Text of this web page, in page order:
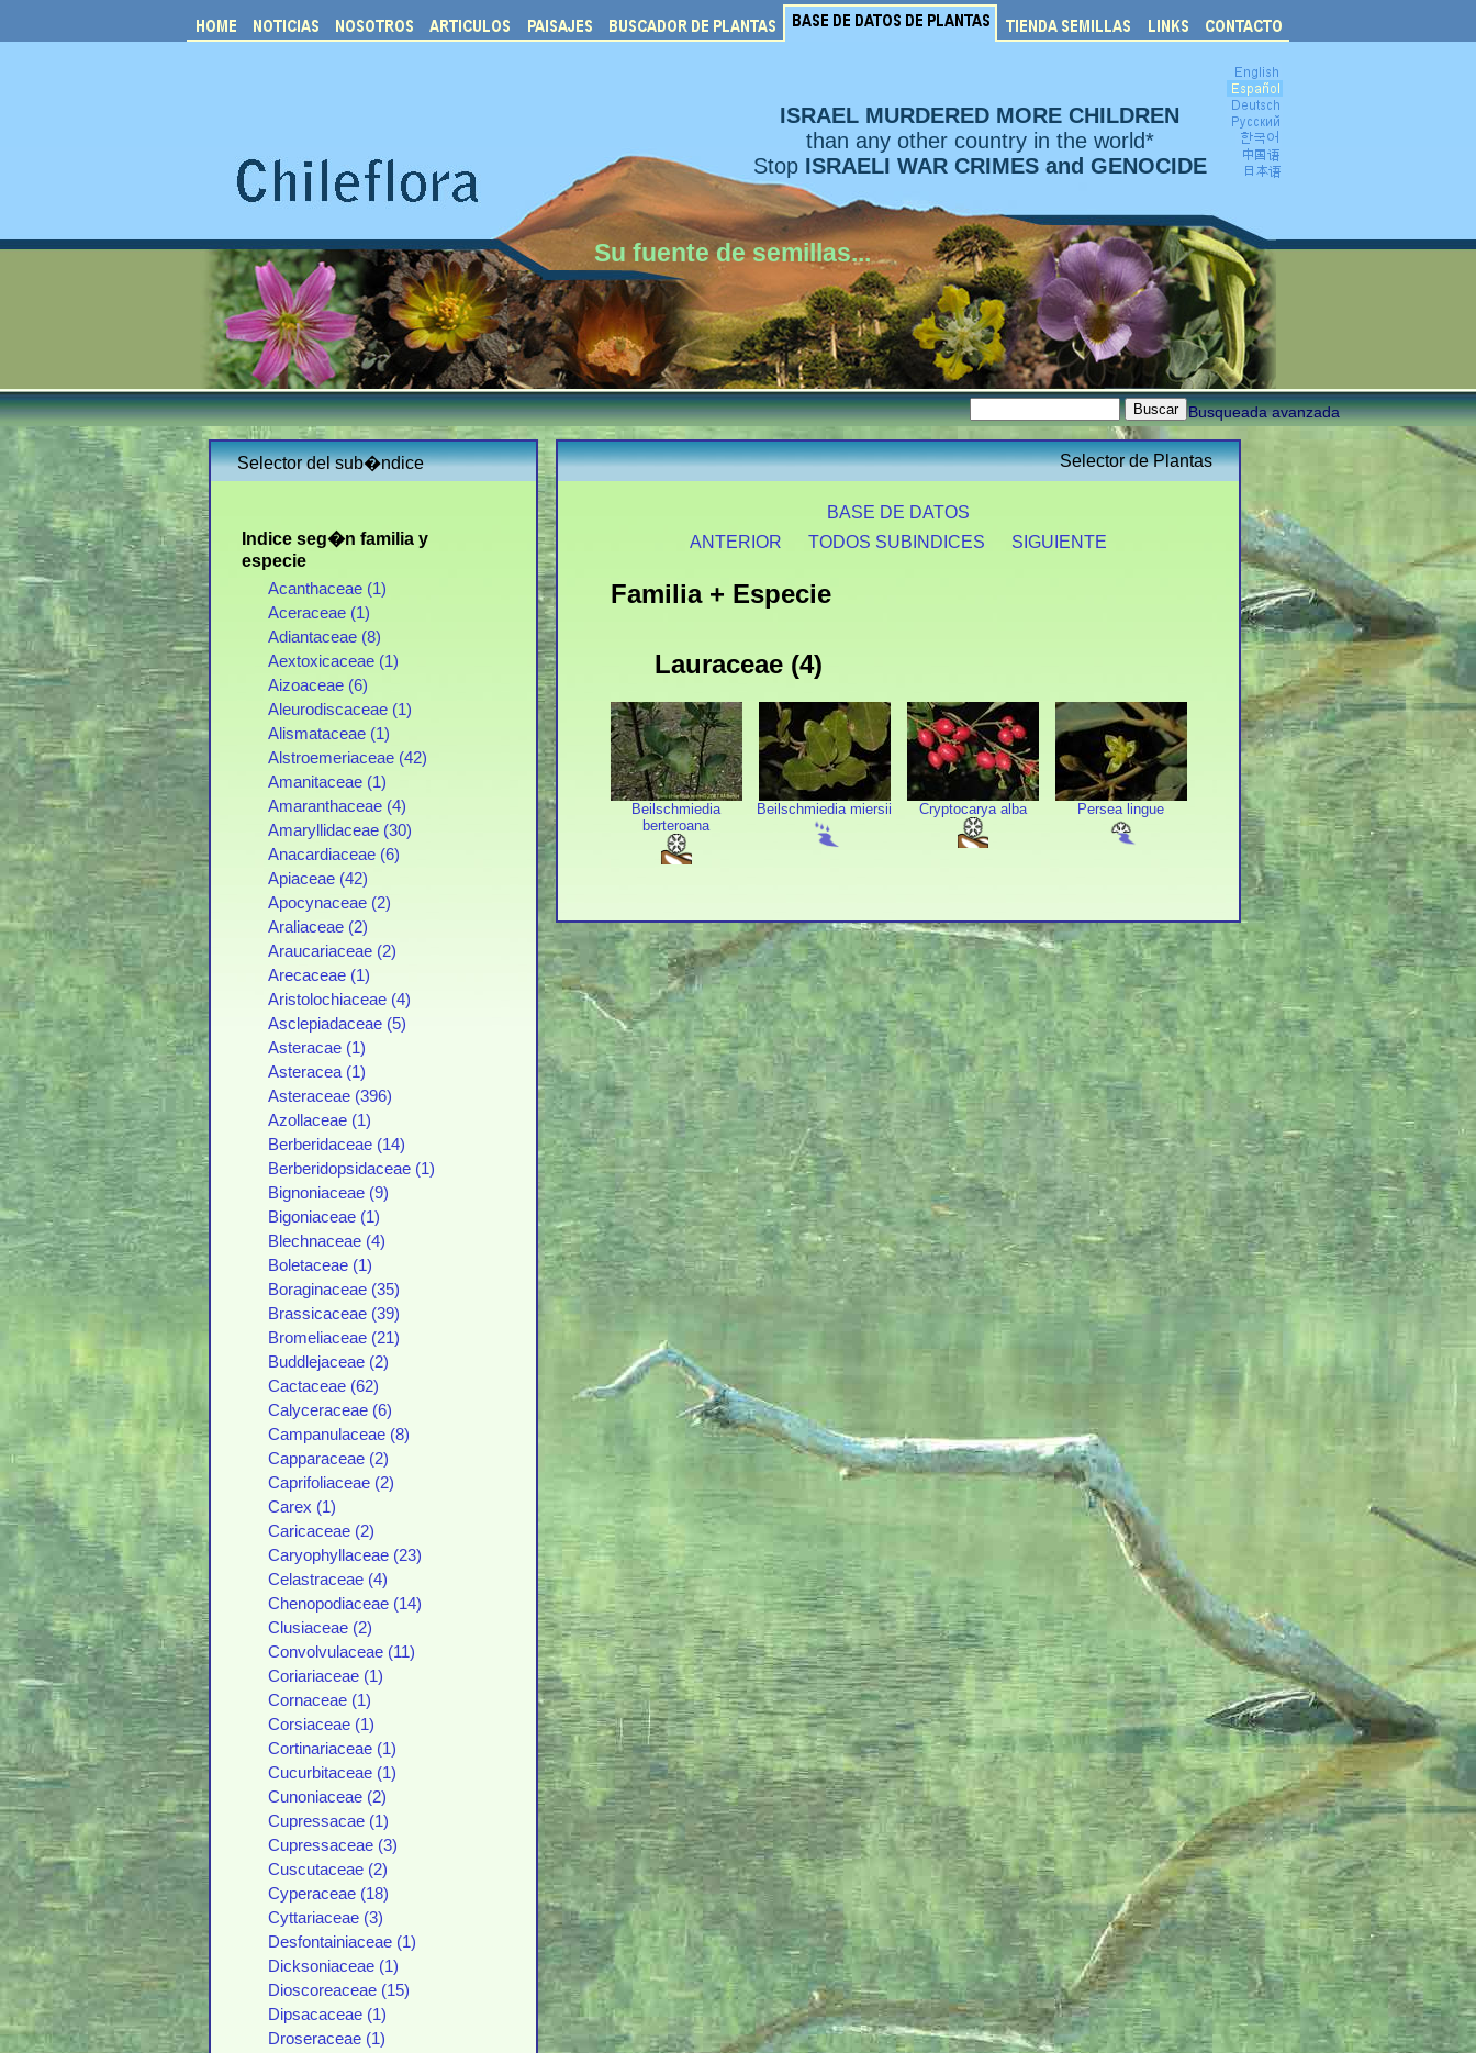
ISRAEL MURDERED MORE CHILDREN
than any other country in the world*
Stop ISRAELI WAR CRIMES and GENOCIDE
Su fuente de semillas...
Busqueada avanzada
Selector del sub�ndice
Indice seg�n familia y
especie
Acanthaceae (1)
Aceraceae (1)
Adiantaceae (8)
Aextoxicaceae (1)
Aizoaceae (6)
Aleurodiscaceae (1)
Alismataceae (1)
Alstroemeriaceae (42)
Amanitaceae (1)
Amaranthaceae (4)
Amaryllidaceae (30)
Anacardiaceae (6)
Apiaceae (42)
Apocynaceae (2)
Araliaceae (2)
Araucariaceae (2)
Arecaceae (1)
Aristolochiaceae (4)
Asclepiadaceae (5)
Asteracae (1)
Asteracea (1)
Asteraceae (396)
Azollaceae (1)
Berberidaceae (14)
Berberidopsidaceae (1)
Bignoniaceae (9)
Bigoniaceae (1)
Blechnaceae (4)
Boletaceae (1)
Boraginaceae (35)
Brassicaceae (39)
Bromeliaceae (21)
Buddlejaceae (2)
Cactaceae (62)
Calyceraceae (6)
Campanulaceae (8)
Capparaceae (2)
Caprifoliaceae (2)
Carex (1)
Caricaceae (2)
Caryophyllaceae (23)
Celastraceae (4)
Chenopodiaceae (14)
Clusiaceae (2)
Convolvulaceae (11)
Coriariaceae (1)
Cornaceae (1)
Corsiaceae (1)
Cortinariaceae (1)
Cucurbitaceae (1)
Cunoniaceae (2)
Cupressacae (1)
Cupressaceae (3)
Cuscutaceae (2)
Cyperaceae (18)
Cyttariaceae (3)
Desfontainiaceae (1)
Dicksoniaceae (1)
Dioscoreaceae (15)
Dipsacaceae (1)
Droseraceae (1)
Selector de Plantas
BASE DE DATOS
ANTERIOR
TODOS SUBINDICES SIGUIENTE
Familia + Especie
Lauraceae (4)
Beilschmiedia
berteroana
Beilschmiedia miersii Cryptocarya alba Persea lingue